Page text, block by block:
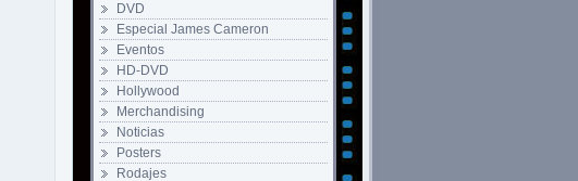
DVD
Especial James Cameron
Eventos
HD-DVD
Hollywood
Merchandising
Noticias
Posters
Rodajes